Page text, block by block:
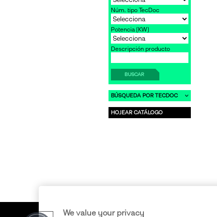
Núm. tipo TecDoc
Potencia [KW]
Descripción producto
BUSCAR
BÚSQUEDA POR TECDOC
HOJEAR CATÁLOGO
Copyright © 2011-2026 ERA S.r.l. •
We value your privacy